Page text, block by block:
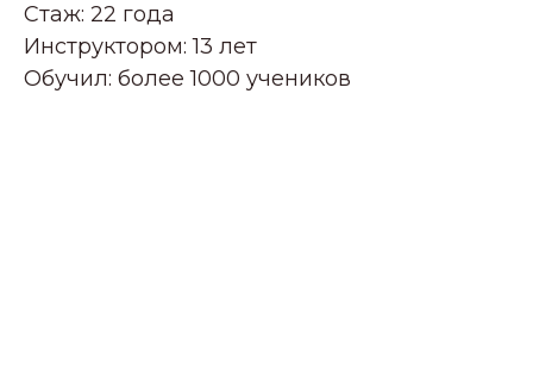
Стаж: 22 года
Инструктором: 13 лет
Обучил: более 1000 учеников